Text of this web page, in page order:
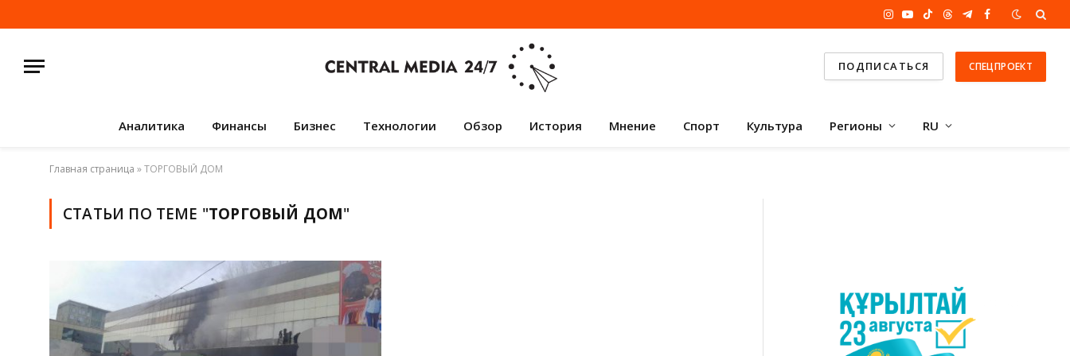
Instagram
YouTube
TikTokThreadsTelegram
Facebook
ПОДПИСАТЬСЯ СПЕЦПРОЕКТ
Аналитика Финансы Бизнес Технологии Обзор История Мнение Спорт Культура Регионы RU
Главная страница »ТОРГОВЫЙ ДОМ
СТАТЬИ ПО ТЕМЕ "ТОРГОВЫЙ ДОМ"